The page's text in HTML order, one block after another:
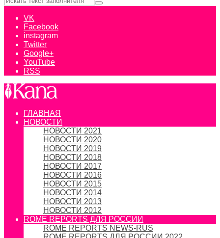
VK
Facebook
instagram
Twitter
Google+
YouTube
RSS
ГЛАВНАЯ
НОВОСТИ
НОВОСТИ 2021
НОВОСТИ 2020
НОВОСТИ 2019
НОВОСТИ 2018
НОВОСТИ 2017
НОВОСТИ 2016
НОВОСТИ 2015
НОВОСТИ 2014
НОВОСТИ 2013
НОВОСТИ 2012
ROME REPORTS ДЛЯ РОССИИ
ROME REPORTS NEWS-RUS